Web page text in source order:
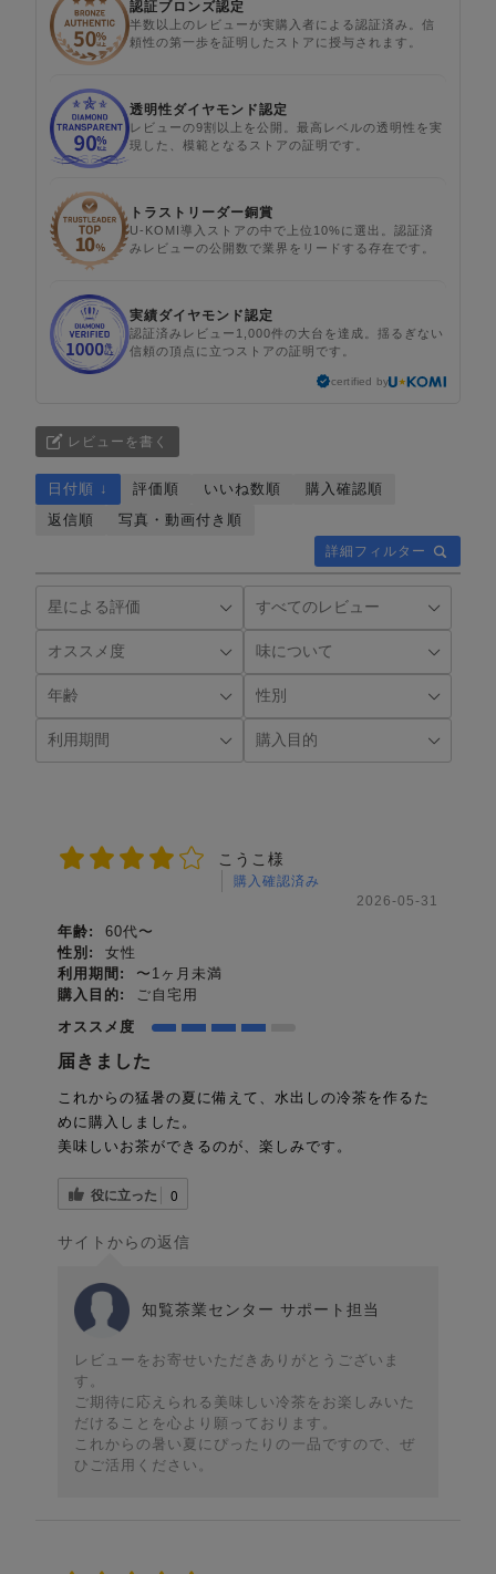
認証ブロンズ認定
半数以上のレビューが実購入者による認証済み。信
頼性の第一歩を証明したストアに授与されます。
透明性ダイヤモンド認定
レビューの9割以上を公開。最高レベルの透明性を実
現した、模範となるストアの証明です。
トラストリーダー銅賞
U-KOMI導入ストアの中で上位10%に選出。認証済
みレビューの公開数で業界をリードする存在です。
実績ダイヤモンド認定
認証済みレビュー1,000件の大台を達成。揺るぎない
信頼の頂点に立つストアの証明です。
certified by
レビューを書く
詳細フィルター
日付順 ↓ 評価順 いいね数順
購入確認順
返信順
写真・動画付き順
こうこ様
購入確認済み
2026-05-31
年齢:
60代〜
性別:
女性
利用期間:
〜1ヶ月未満
購入目的:
ご自宅用
オススメ度
届きました
これからの猛暑の夏に備えて、水出しの冷茶を作るた
めに購入しました。
美味しいお茶ができるのが、楽しみです。
役に立った 0
サイトからの返信
知覧茶業センター サポート担当
レビューをお寄せいただきありがとうございま
す。
ご期待に応えられる美味しい冷茶をお楽しみいた
だけることを心より願っております。
これからの暑い夏にぴったりの一品ですので、ぜ
ひご活用ください。